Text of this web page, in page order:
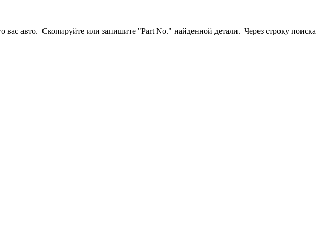
вас авто. Скопируйте или запишите "Part No." найденной детали. Через строку поиска